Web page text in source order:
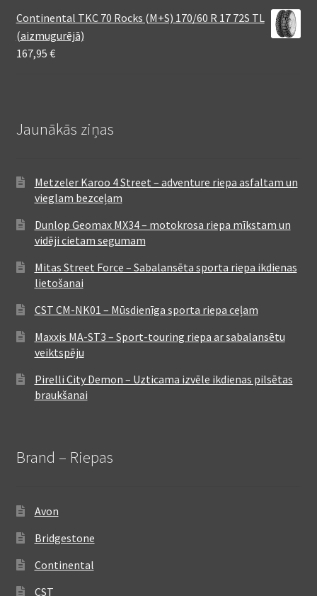
Continental TKC 70 Rocks (M+S) 170/60 R 17 72S TL
(aizmugurējā)
167,95 €
Jaunākās ziņas
Metzeler Karoo 4 Street – adventure riepa asfaltam un
vieglam bezceļam
Dunlop Geomax MX34 – motokrosa riepa mīkstam un
vidēji cietam segumam
Mitas Street Force – Sabalansēta sporta riepa ikdienas
lietošanai
CST CM-NK01 – Mūsdienīga sporta riepa ceļam
Maxxis MA-ST3 – Sport-touring riepa ar sabalansētu
veiktspēju
Pirelli City Demon – Uzticama izvēle ikdienas pilsētas
braukšanai
Brand – Riepas
Avon
Bridgestone
Continental
CST